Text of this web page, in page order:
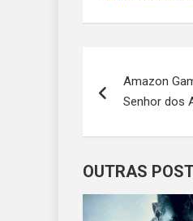
de
Post
Amazon
Senhor dos
OUTRAS